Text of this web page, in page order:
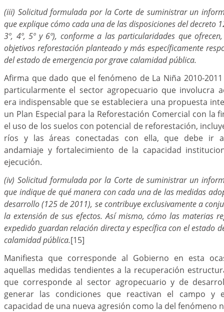
(iii) Solicitud formulada por la Corte de suministrar un
que explique cómo cada una de las disposiciones del decreto
3º, 4º, 5º y 6º), conforme a las particularidades que
objetivos reforestación planteado y más específicamente
del estado de emergencia por grave calamidad pública.
Afirma que dado que el fenómeno de La Niña 2010-
particularmente el sector agropecuario que involucra
era indispensable que se estableciera una propuesta
un Plan Especial para la Reforestación Comercial con la
el uso de los suelos con potencial de reforestación,
ríos y las áreas conectadas con ella, que debe ir
andamiaje y fortalecimiento de la capacidad
ejecución.
(iv) Solicitud formulada por la Corte de suministrar un
que indique de qué manera con cada una de las medidas
desarrollo (125 de 2011), se contribuye exclusivamente a
la extensión de sus efectos. Así mismo, cómo las materias
expedido guardan relación directa y específica con el estado
calamidad pública.[15]
Manifiesta que corresponde al Gobierno en esta
aquellas medidas tendientes a la recuperación
que corresponde al sector agropecuario y de
generar las condiciones que reactivan el campo y
capacidad de una nueva agresión como la del fenómeno